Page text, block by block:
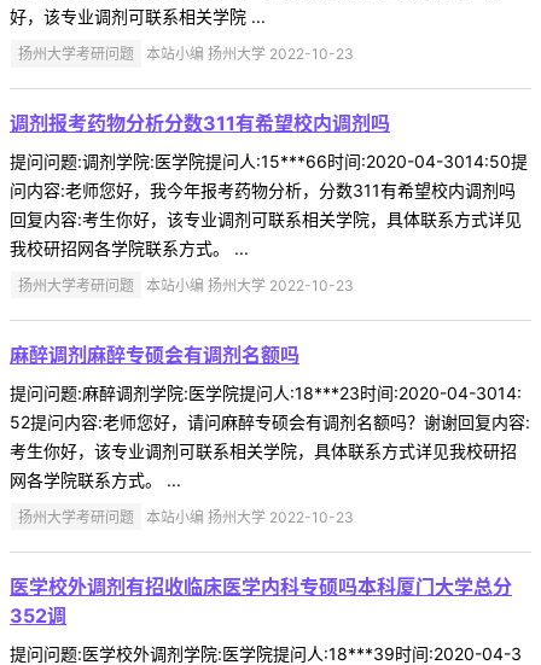
好，该专业调剂可联系相关学院 ...
扬州大学考研问题 本站小编 扬州大学 2022-10-23
调剂报考药物分析分数311有希望校内调剂吗
提问问题:调剂学院:医学院提问人:15***66时间:2020-04-3014:50提
问内容:老师您好，我今年报考药物分析，分数311有希望校内调剂吗
回复内容:考生你好，该专业调剂可联系相关学院，具体联系方式详见
我校研招网各学院联系方式。 ...
扬州大学考研问题 本站小编 扬州大学 2022-10-23
麻醉调剂麻醉专硕会有调剂名额吗
提问问题:麻醉调剂学院:医学院提问人:18***23时间:2020-04-3014:
52提问内容:老师您好，请问麻醉专硕会有调剂名额吗？谢谢回复内容:
考生你好，该专业调剂可联系相关学院，具体联系方式详见我校研招
网各学院联系方式。 ...
扬州大学考研问题 本站小编 扬州大学 2022-10-23
医学校外调剂有招收临床医学内科专硕吗本科厦门大学总分
352调
提问问题:医学校外调剂学院:医学院提问人:18***39时间:2020-04-3